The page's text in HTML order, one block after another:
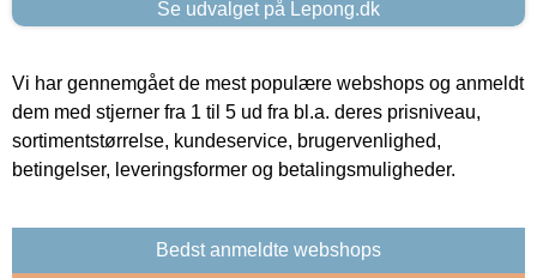
Se udvalget på Lepong.dk
Vi har gennemgået de mest populære webshops og anmeldt
dem med stjerner fra 1 til 5 ud fra bl.a. deres prisniveau,
sortimentstørrelse, kundeservice, brugervenlighed,
betingelser, leveringsformer og betalingsmuligheder.
Bedst anmeldte webshops